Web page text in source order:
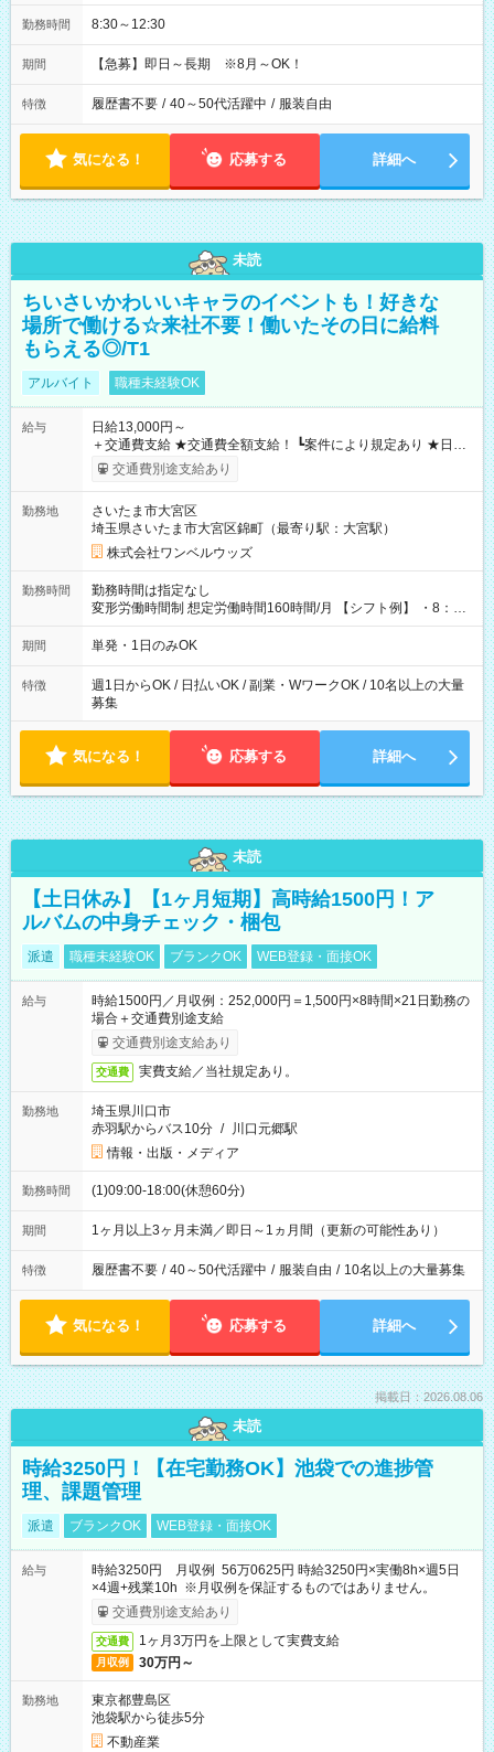
勤務時間 8:30～12:30
期間 【急募】即日～長期 ※8月～OK！
特徴 履歴書不要 / 40～50代活躍中 / 服装自由
気になる！ 応募する 詳細へ
未読
ちいさいかわいいキャラのイベントも！好きな
場所で働ける☆来社不要！働いたその日に給料
もらえる◎/T1
アルバイト 職種未経験OK
給与
日給13,000円～
＋交通費支給 ★交通費全額支給！ ┗案件により規定あり ★日払
いOK！（規定あり） ┗働いたその日に現金GET♪ お仕事後はコ
ンビニATMから 日払い分を引き落とせます！ 【試用期間】試
交通費別途支給あり
勤務地
さいたま市大宮区
埼玉県さいたま市大宮区錦町（最寄り駅：大宮駅）
株式会社ワンベルウッズ
勤務時間
勤務時間は指定なし
変形労働時間制 想定労働時間160時間/月 【シフト例】 ・8：00
～21：00
期間 単発・1日のみOK
特徴
週1日からOK / 日払いOK / 副業・WワークOK / 10名以上の大量
募集
気になる！ 応募する 詳細へ
未読
【土日休み】【1ヶ月短期】高時給1500円！ア
ルバムの中身チェック・梱包
派遣 職種未経験OK ブランクOK WEB登録・面接OK
給与
時給1500円／月収例：252,000円＝1,500円×8時間×21日勤務の
場合＋交通費別途支給
交通費別途支給あり
交通費 実費支給／当社規定あり。
勤務地
埼玉県川口市
赤羽駅からバス10分 / 川口元郷駅
情報・出版・メディア
勤務時間 (1)09:00-18:00(休憩60分)
期間 1ヶ月以上3ヶ月未満／即日～1ヵ月間（更新の可能性あり）
特徴 履歴書不要 / 40～50代活躍中 / 服装自由 / 10名以上の大量募集
気になる！ 応募する 詳細へ
掲載日：2026.08.06
未読
時給3250円！【在宅勤務OK】池袋での進捗管
理、課題管理
派遣 ブランクOK WEB登録・面接OK
給与
時給3250円 月収例 56万0625円 時給3250円×実働8h×週5日
×4週+残業10h ※月収例を保証するものではありません。
交通費別途支給あり
交通費 1ヶ月3万円を上限として実費支給
月収例 30万円～
勤務地
東京都豊島区
池袋駅から徒歩5分
不動産業